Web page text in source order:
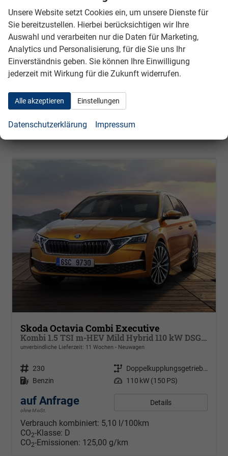
Skoda Octavia Combi Executive
unverbindliche Lieferzeit:11 Wochen Neuwagen
Fahrzeugnr. 228 Getriebe Schalt. 6-Gang
Kraftstoff Benzin Leistung 110 kW (150 PS)
Verbrauch kombiniert:5,50 l/100km
CO -Emissionen:134,00 g/km
Skoda Octavia Combi Executive
Kombi 1.5 TSI m-HEV Mild Hybrid 110 kW DSG,Navigationssystem, 17 Zoll Alufelgen, ACC, PDC, Klimaautomatik, Phone Box, Reserverad, Full LED, 4 Jahre Garantie
unverbindliche Lieferzeit: 11 Wochen Neuwagen
Fahrzeugnr. 230 Getriebe
Doppelkupplungsgetriebe (DSG)
Kraftstoff Benzin Leistung 110 kW (150 PS)
auf Anfrage
ohne MwSt.
Details
Verbrauch kombiniert: 5,10 l/100km
CO2-Klasse: D
CO2-Emissionen: 125,00 g/km
Unsere Website setzt Cookies ein, um unsere Dienste für
Sie bereitzustellen. Hierbei berücksichtigen wir Ihre
Auswahl und verarbeiten nur die Daten für Marketing,
Analytics und Personalisierung, für die Sie uns Ihr
Einverständnis geben. Sie können Ihre Einwilligung
jederzeit mit Wirkung für die Zukunft widerrufen.
Alle akzeptieren Einstellungen
Datenschutzerklärung Impressum